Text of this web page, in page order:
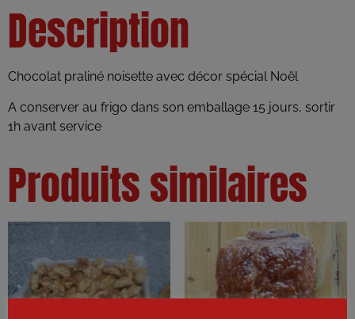
Description
Chocolat praliné noisette avec décor spécial Noël
A conserver au frigo dans son emballage 15 jours, sortir
1h avant service
Produits similaires